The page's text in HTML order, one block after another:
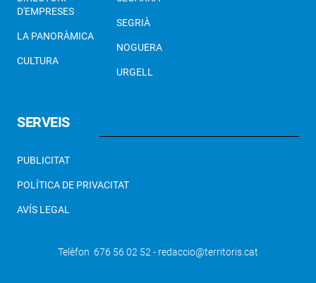
D'EMPRESES
LA PANORÀMICA
CULTURA
SEGRIÀ
NOGUERA
URGELL
SERVEIS
PUBLICITAT
POLÍTICA DE PRIVACITAT
AVÍS LEGAL
Telèfon 676 56 02 52 - redaccio@territoris.cat